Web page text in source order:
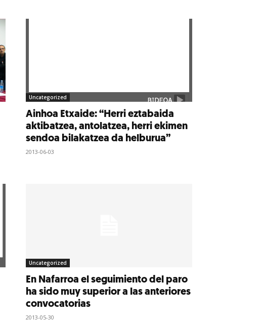
Uncategorized
Ainhoa Etxaide: “Herri eztabaida
aktibatzea, antolatzea, herri ekimen
sendoa bilakatzea da helburua”
2013-06-03
Uncategorized
En Nafarroa el seguimiento del paro
ha sido muy superior a las anteriores
convocatorias
2013-05-30